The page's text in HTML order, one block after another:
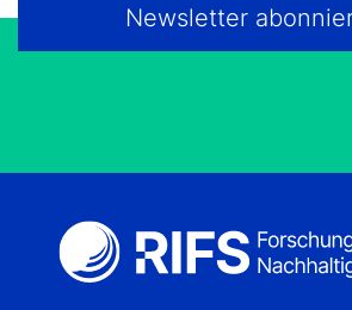
Newsletter